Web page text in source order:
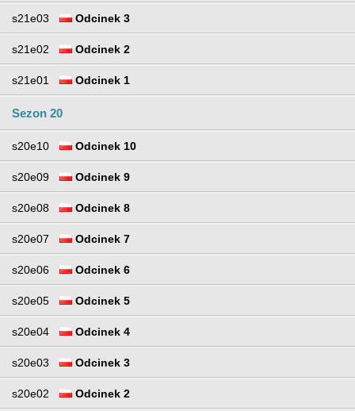
s21e03 Odcinek 3
s21e02 Odcinek 2
s21e01 Odcinek 1
Sezon 20
s20e10 Odcinek 10
s20e09 Odcinek 9
s20e08 Odcinek 8
s20e07 Odcinek 7
s20e06 Odcinek 6
s20e05 Odcinek 5
s20e04 Odcinek 4
s20e03 Odcinek 3
s20e02 Odcinek 2